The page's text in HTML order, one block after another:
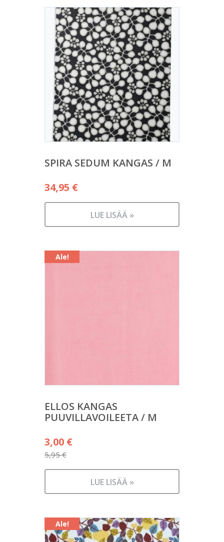
SPIRA SEDUM KANGAS / M
34,95 €
LUE LISÄÄ »
Ale!
ELLOS KANGAS
PUUVILLAVOILEETA / M
5,95€
Alkuperäinen
hinta
oli:
3,00 €
Nykyinen
on:
LUE LISÄÄ »
Ale!